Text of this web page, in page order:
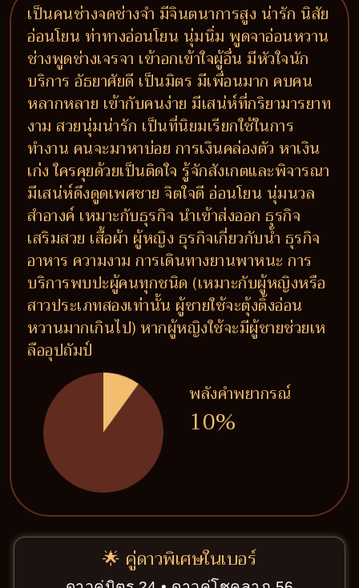
เป็นคนช่างจดช่างจำ มีจินตนาการสูง น่ารัก นิสัย
อ่อนโยน ท่าทางอ่อนโยน นุ่มนิ่ม พูดจาอ่อนหวาน
ช่างพูดช่างเจรจา เข้าอกเข้าใจผู้อื่น มีหัวใจนัก
บริการ อัธยาศัยดี เป็นมิตร มีเพื่อนมาก คบคน
หลากหลาย เข้ากับคนง่าย มีเสน่ห์ที่กริยามารยาท
งาม สวยนุ่มน่ารัก เป็นที่นิยมเรียกใช้ในการ
ทำงาน คนจะมาหาบ่อย การเงินคล่องตัว หาเงิน
เก่ง ใครคุยด้วยเป็นติดใจ รู้จักสังเกตและพิจารณา
มีเสน่ห์ดึงดูดเพศชาย จิตใจดี อ่อนโยน นุ่มนวล
สำอางค์ เหมาะกับธุรกิจ นำเข้าส่งออก ธุรกิจ
เสริมสวย เสื้อผ้า ผู้หญิง ธุรกิจเกี่ยวกับน้ำ ธุรกิจ
อาหาร ความงาม การเดินทางยานพาหนะ การ
บริการพบปะผู้คนทุกชนิด (เหมาะกับผู้หญิงหรือ
สาวประเภทสองเท่านั้น ผู้ชายใช้จะตุ้งติ้งอ่อน
หวานมากเกินไป) หากผู้หญิงใช้จะมีผู้ชายช่วยเห
ลืออุปถัมป์
พลังคำพยากรณ์
10%
🌟 คู่ดาวพิเศษในเบอร์